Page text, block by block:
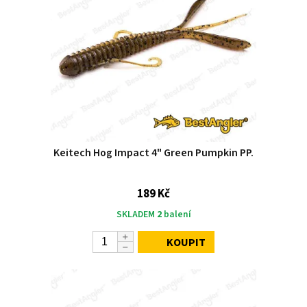
Keitech Hog Impact 4" Green Pumpkin PP.
189 Kč
SKLADEM 2balení
KOUPIT